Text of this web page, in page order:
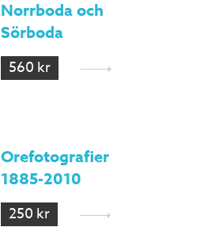
Norrboda och
Sörboda
560 kr
Orefotografier
1885-2010
250 kr